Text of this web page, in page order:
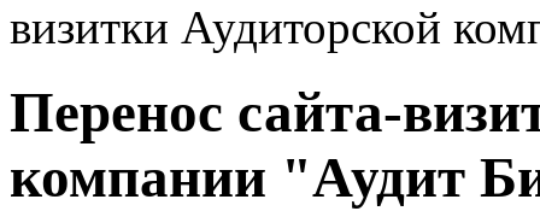
визитки Аудиторской
Перенос сайта-
компании "Аудит